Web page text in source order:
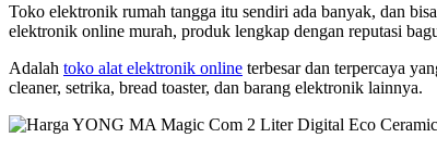
Toko elektronik rumah tangga itu sendiri ada banyak, dan
elektronik online murah, produk lengkap dengan reputasi
Adalah toko alat elektronik online terbesar dan terpercaya
cleaner, setrika, bread toaster, dan barang elektronik lainnya.